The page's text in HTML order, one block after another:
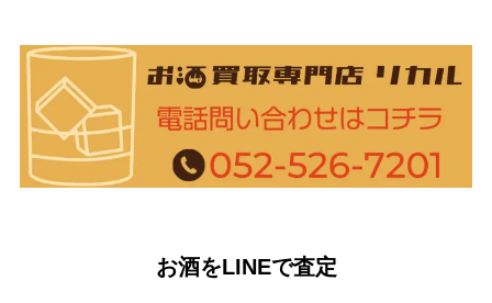
お酒をLINEで査定